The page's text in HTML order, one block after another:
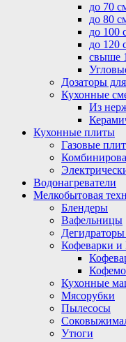
до 70
до 80
до 100
до 120
свыше
Дозаторы
Кухонные
Из
Кухонные плиты
Газовые
Водонагреватели
Мелкобытовая
Блендеры
Вафельницы
Кофеварки
Кухонные
Мясорубки
Пылесосы
Утюги